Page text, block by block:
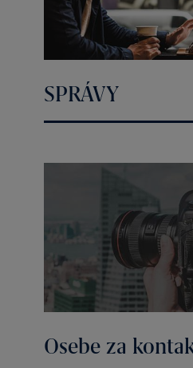
SPRÁVY
Osebe za